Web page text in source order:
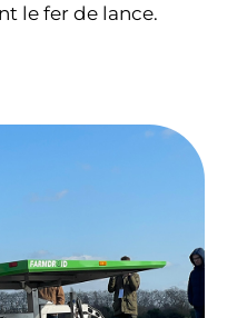
le fer de lance.